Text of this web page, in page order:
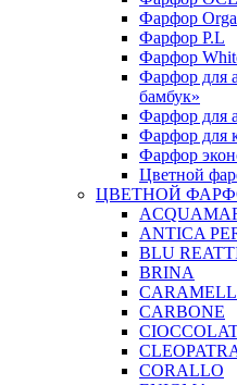
Фарфор
Фарфор P.L
Фарфор
Фарфор для
бамбук»
Фарфор для
Фарфор для
Фарфор
Цветной
ЦВЕТНОЙ
ANTICA
BLU
BRINA
CARBONE
CORALLO